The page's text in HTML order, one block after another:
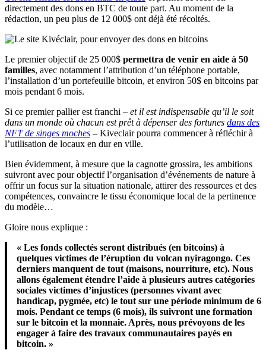
directement des dons en BTC de toute part. Au moment de la
rédaction, un peu plus de 12 000$ ont déjà été récoltés.
Le premier objectif de 25 000$ permettra de venir en aide à 50
familles, avec notamment l’attribution d’un téléphone portable,
l’installation d’un portefeuille bitcoin, et environ 50$ en bitcoins par
mois pendant 6 mois.
Si ce premier pallier est franchi – et il est indispensable qu’il le soit
dans un monde où chacun est prêt à dépenser des fortunes dans des
NFT de singes moches – Kiveclair pourra commencer à réfléchir à
l’utilisation de locaux en dur en ville.
Bien évidemment, à mesure que la cagnotte grossira, les ambitions
suivront avec pour objectif l’organisation d’événements de nature à
offrir un focus sur la situation nationale, attirer des ressources et des
compétences, convaincre le tissu économique local de la pertinence
du modèle…
Gloire nous explique :
« Les fonds collectés seront distribués (en bitcoins) à
quelques victimes de l’éruption du volcan nyiragongo. Ces
derniers manquent de tout (maisons, nourriture, etc). Nous
allons également étendre l’aide à plusieurs autres catégories
sociales victimes d’injustices (personnes vivant avec
handicap, pygmée, etc) le tout sur une période minimum de 6
mois. Pendant ce temps (6 mois), ils suivront une formation
sur le bitcoin et la monnaie. Après, nous prévoyons de les
engager à faire des travaux communautaires payés en
bitcoin. »